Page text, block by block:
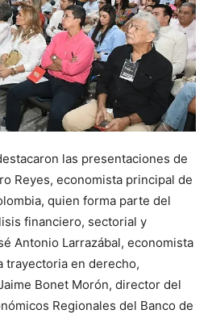
las presentaciones de
Reyes, economista principal de
quien forma parte del
financiero, sectorial y
Antonio Larrazábal, economista
trayectoria en derecho,
Bonet Morón, director del
Regionales del Banco de